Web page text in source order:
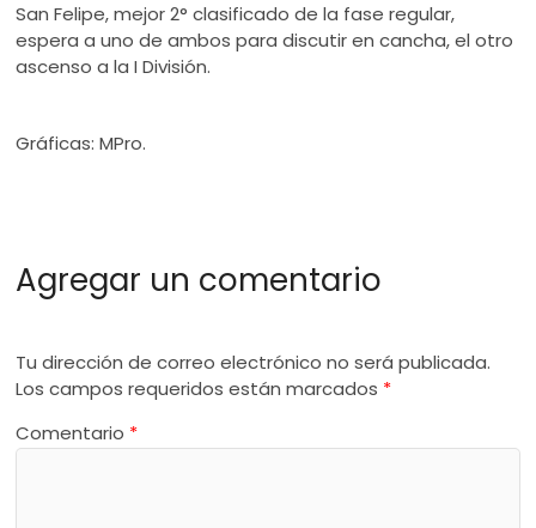
San Felipe, mejor 2° clasificado de la fase regular,
espera a uno de ambos para discutir en cancha, el otro
ascenso a la I División.
Gráficas: MPro.
Agregar un comentario
Tu dirección de correo electrónico no será publicada.
Los campos requeridos están marcados *
Comentario *